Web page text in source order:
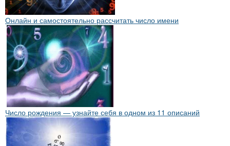
Онлайн и самостоятельно рассчитать число имени
Число рождения — узнайте себя в одном из 11 описаний